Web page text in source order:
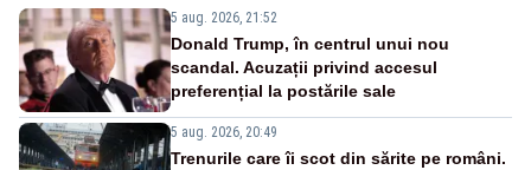
5 aug. 2026, 21:52
Donald Trump, în centrul unui nou
scandal. Acuzații privind accesul
preferențial la postările sale
5 aug. 2026, 20:49
Trenurile care îi scot din sărite pe români.